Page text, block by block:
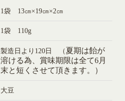
1袋 13㎝×19㎝×2㎝
1袋 110g
製造日より120日 （ 夏期は飴が
溶ける為、賞味期限は全て6月
末と短くさせて頂きます。）
大豆